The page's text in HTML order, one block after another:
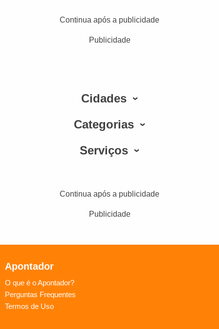
Continua após a publicidade
Publicidade
Cidades
Categorias
Serviços
Continua após a publicidade
Publicidade
Apontador
O que é o Apontador?
Perguntas Frequentes
Termos de Uso